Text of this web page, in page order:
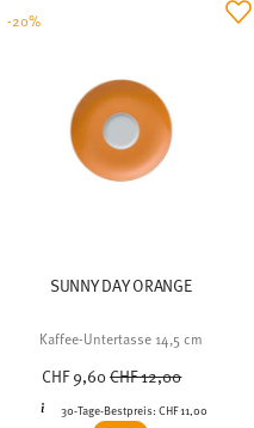
SUNNY DAY ORANGE
Kaffee-Untertasse 14,5 cm
CHF 9,60Price reduced from
CHF 12,00
30-Tage-Bestpreis: CHF 11,00
-20%